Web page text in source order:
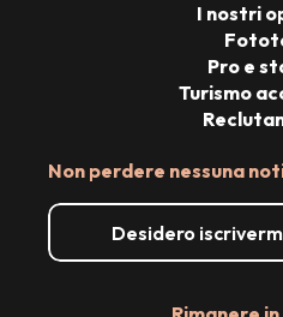
Non perdere nessuna
Desidero
I nostri
Pro e
Turismo